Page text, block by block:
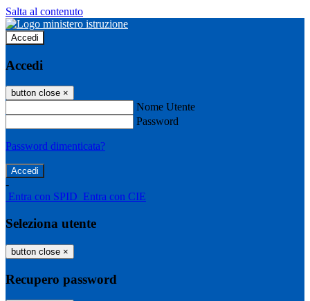
Salta al contenuto
Accedi
Accedi
button close ×
Nome Utente
Password
Password dimenticata?
-
Entra con SPID Entra con CIE
Seleziona utente
button close ×
Recupero password